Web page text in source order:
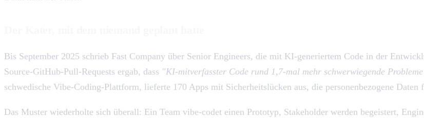
Bis September 2025 schrieb Fast Company über Senior Engineers, die mit KI-generiertem Code in der
Source-GitHub-Pull-Requests ergab, dass "KI-mitverfasster Code rund 1,7-mal mehr schwerwiegende
schwedische Vibe-Coding-Plattform, lieferte 170 Apps mit Sicherheitslücken aus, die personenbezogene Daten
Das Muster wiederholte sich überall: Ein Team vibe-codet einen Prototyp, Stakeholder werden begeistert,